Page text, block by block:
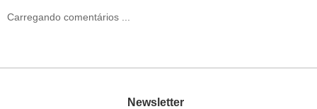
Carregando comentários ...
Newsletter